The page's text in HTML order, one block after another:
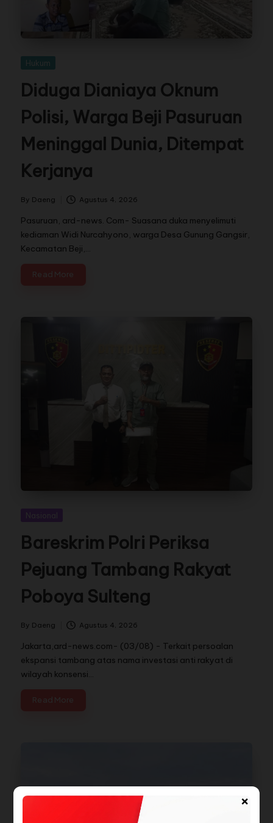
×
Hukum
Diduga Dianiaya Oknum
Polisi, Warga Beji Pasuruan
Meninggal Dunia, Ditempat
Kerjanya
By Daeng Agustus 4, 2026
Pasuruan, ard-news. Com- Suasana duka menyelimuti
kediaman Widi Nurcahyono, warga Desa Gunung Gangsir,
Kecamatan Beji,…
Nasional
Bareskrim Polri Periksa
Pejuang Tambang Rakyat
Poboya Sulteng
By Daeng Agustus 4, 2026
Jakarta,ard-news.com- (03/08) - Terkait persoalan
ekspansi tambang atas nama investasi anti rakyat di
wilayah konsensi…